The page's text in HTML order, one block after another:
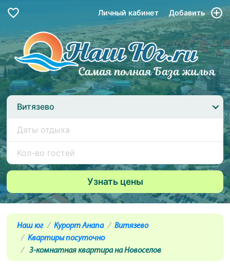
Личный кабинет Добавить
Витязево
Наш юг Курорт Анапа
Витязево
Квартиры посуточно
3-комнатная квартира на Новоселов